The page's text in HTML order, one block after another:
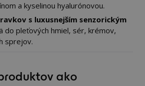
a kyselinou hyalurónovou.
s luxusnejším senzorickým
do pleťových hmiel, sér, krémov,
sprejov.
ako